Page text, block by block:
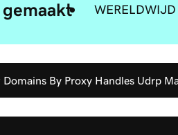
Domains By Proxy Handles Udrp